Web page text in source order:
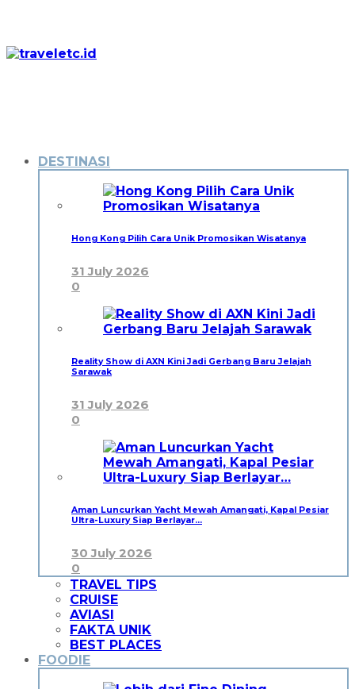
DESTINASI
Hong Kong Pilih Cara Unik Promosikan Wisatanya
31 July 2026
0
Reality Show di AXN Kini Jadi Gerbang Baru Jelajah
Sarawak
31 July 2026
0
Aman Luncurkan Yacht Mewah Amangati, Kapal Pesiar
Ultra-Luxury Siap Berlayar…
30 July 2026
0
TRAVEL TIPS
CRUISE
AVIASI
FAKTA UNIK
BEST PLACES
FOODIE